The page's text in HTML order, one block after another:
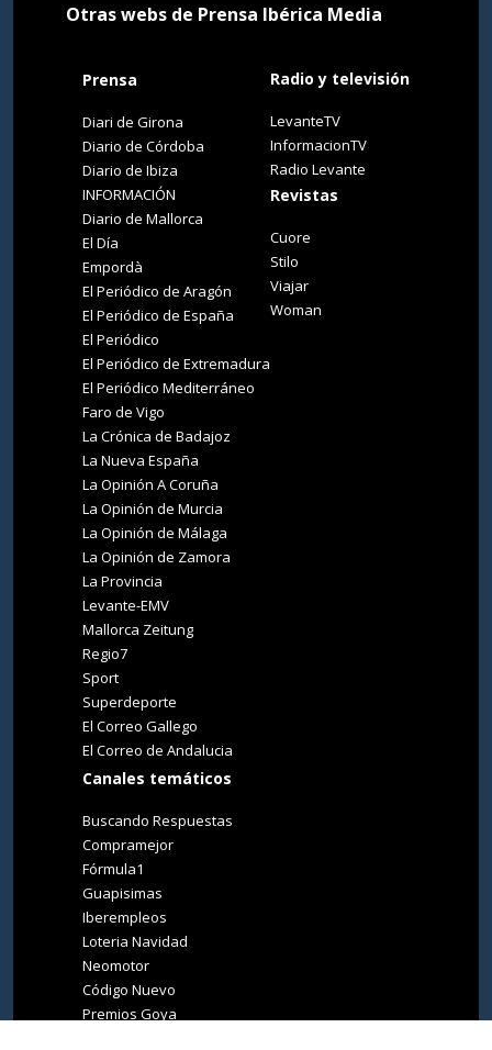
Otras webs de Prensa Ibérica Media
Prensa
Diari de Girona
Diario de Córdoba
Diario de Ibiza
INFORMACIÓN
Diario de Mallorca
El Día
Empordà
El Periódico de Aragón
El Periódico de España
El Periódico
El Periódico de Extremadura
El Periódico Mediterráneo
Faro de Vigo
La Crónica de Badajoz
La Nueva España
La Opinión A Coruña
La Opinión de Murcia
La Opinión de Málaga
La Opinión de Zamora
La Provincia
Levante-EMV
Mallorca Zeitung
Regio7
Sport
Superdeporte
El Correo Gallego
El Correo de Andalucia
Canales temáticos
Buscando Respuestas
Compramejor
Fórmula1
Guapisimas
Iberempleos
Loteria Navidad
Neomotor
Código Nuevo
Premios Goya
Radio y televisión
LevanteTV
InformacionTV
Radio Levante
Revistas
Cuore
Stilo
Viajar
Woman